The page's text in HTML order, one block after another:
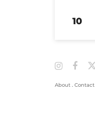
About . Contact